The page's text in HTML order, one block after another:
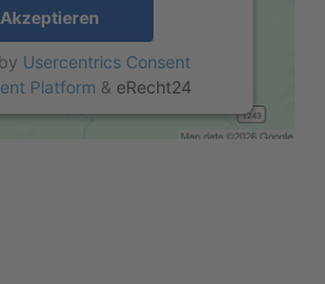
Akzeptieren
Usercentrics Consent
Platform & eRecht24